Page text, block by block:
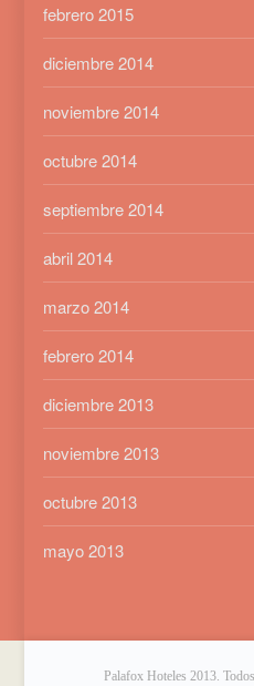
febrero 2015
diciembre 2014
noviembre 2014
octubre 2014
septiembre 2014
abril 2014
marzo 2014
febrero 2014
diciembre 2013
noviembre 2013
octubre 2013
mayo 2013
Palafox Hoteles 2013.